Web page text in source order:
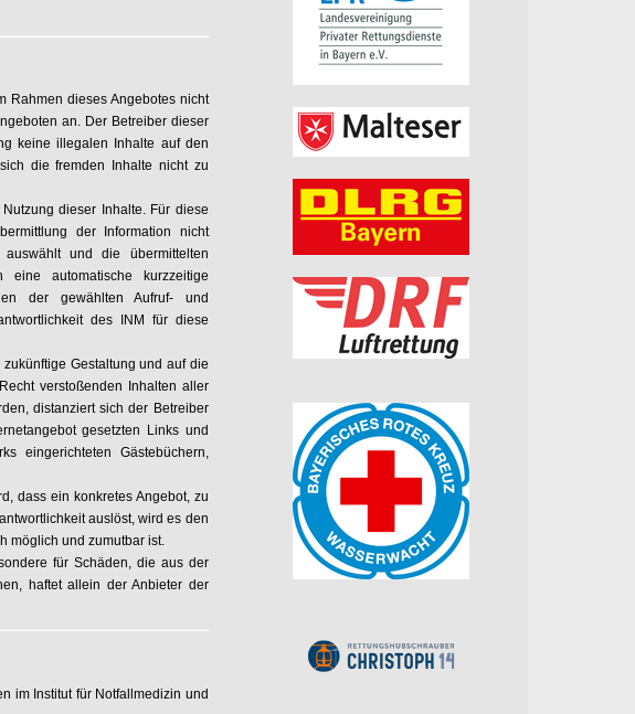
Rahmen dieses Angebotes nicht
an. Der Betreiber dieser
keine illegalen Inhalte auf den
die fremden Inhalte nicht zu
dieser Inhalte. Für diese
der Information nicht
und die übermittelten
automatische kurzzeitige
der gewählten Aufruf- und
des INM für diese
Gestaltung und auf die
verstoßenden Inhalten aller
distanziert sich der Betreiber
gesetzten Links und
eingerichteten Gästebüchern,
dass ein konkretes Angebot, zu
auslöst, wird es den
möglich und zumutbar ist.
für Schäden, die aus der
haftet allein der Anbieter der
im Institut für Notfallmedizin und